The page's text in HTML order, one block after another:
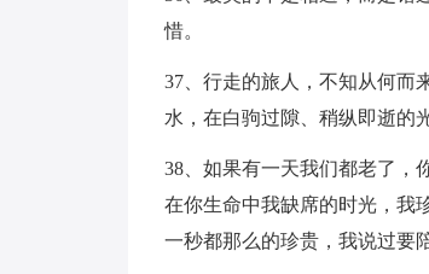
惜。
37、行走的旅人，不知从何而
水，在白驹过隙、稍纵即逝的
38、如果有一天我们都老了，
在你生命中我缺席的时光，我
一秒都那么的珍贵，我说过要